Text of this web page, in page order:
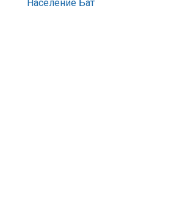
Население Бат